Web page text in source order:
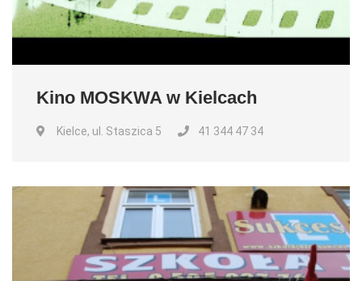
Kino MOSKWA w Kielcach
Kielce, ul. Staszica 5 41 344 47 34